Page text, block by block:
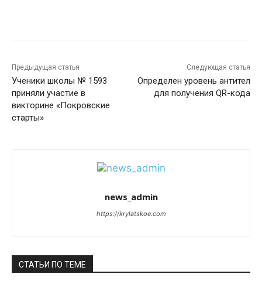
Предыдущая статья
Ученики школы № 1593
приняли участие в
викторине «Покровские
старты»
Следующая статья
Определен уровень антител
для получения QR-кода
news_admin
https://krylatskoe.com
СТАТЬИ ПО ТЕМЕ